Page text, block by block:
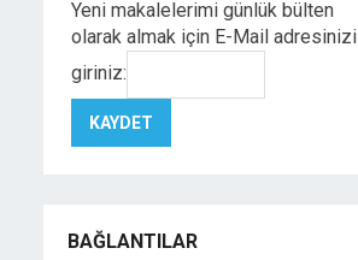
Yeni makalelerimi günlük bülten
olarak almak için E-Mail adresinizi
giriniz:
BAĞLANTILAR